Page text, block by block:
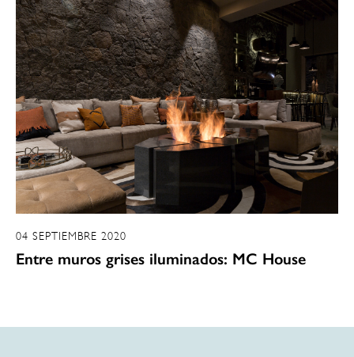
04 SEPTIEMBRE 2020
Entre muros grises iluminados: MC House